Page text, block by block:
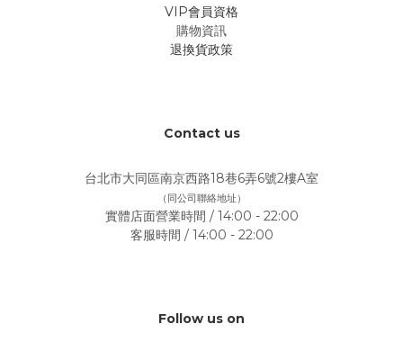
VIP會員資格
購物資訊
退換貨政策
Contact us
台北市大同區南京西路18巷6弄6號2樓A室
（同公司聯絡地址）
實體店面營業時間 / 14:00 - 22:00
客服時間 / 14:00 - 22:00
Follow us on